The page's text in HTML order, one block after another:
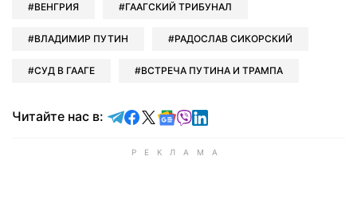
ВЕНГРИЯ ГААГСКИЙ ТРИБУНАЛ
ВЛАДИМИР ПУТИН РАДОСЛАВ СИКОРСКИЙ
СУД В ГААГЕ ВСТРЕЧА ПУТИНА И ТРАМПА
Читайте нас в: Читайте в Telegram
Читайте в Facebook
Читайте в X
Читайте в Google news
Читайте в Viber
Читайте в LinkedIn